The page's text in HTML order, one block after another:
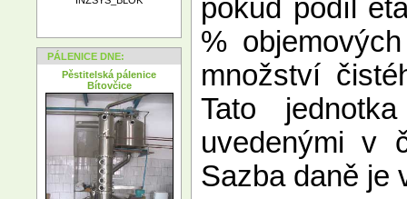
PÁLENICE DNE:
Pěstitelská pálenice
Bítovčice
pokud podíl
%
množství
Tato
uvedenými v
Sazba daně je